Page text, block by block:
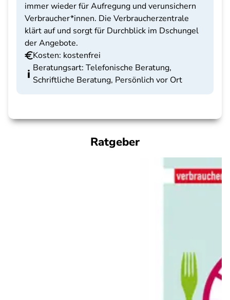
immer wieder für Aufregung und verunsichern
Verbraucher*innen. Die Verbraucherzentrale
klärt auf und sorgt für Durchblick im Dschungel
der Angebote.
Kosten: kostenfrei
Beratungsart: Telefonische Beratung,
Schriftliche Beratung, Persönlich vor Ort
Ratgeber